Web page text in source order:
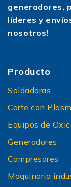
generadores,
líderes y
nosotros!
Producto
Soldadoras
Corte con
Equipos de
Generadores
Compresores
Maquinaria